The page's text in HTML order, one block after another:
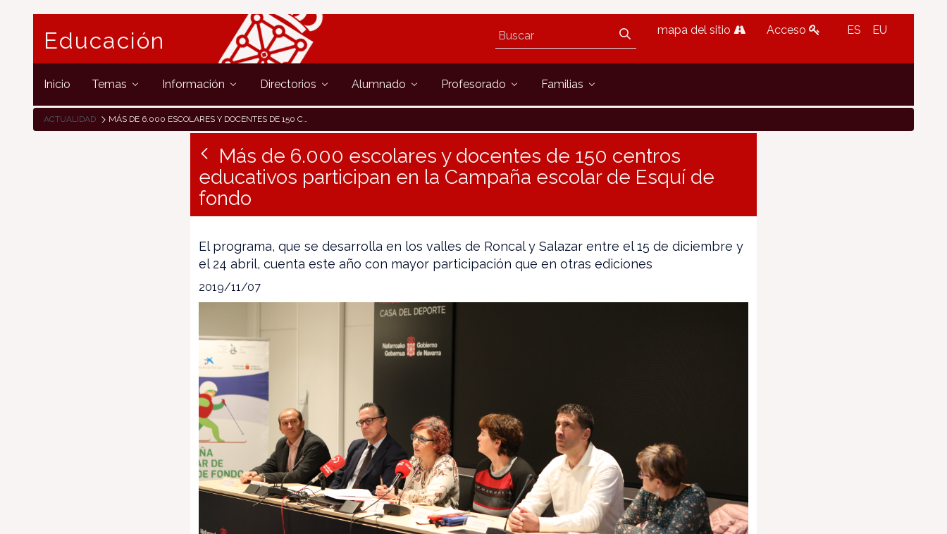
Educación mapa del sitio Acceso ES EU
Inicio Temas Información Directorios Alumnado Profesorado Familias
ACTUALIDAD MÁS DE 6.000 ESCOLARES Y DOCENTES DE 150 CENTROS EDUCATIVOS PARTICIPAN EN LA CAMPAÑA ESCOLAR DE ESQUÍ DE FONDO
Más de 6.000 escolares y docentes de 150 centros
educativos participan en la Campaña escolar de Esquí de
fondo
El programa, que se desarrolla en los valles de Roncal y Salazar entre el 15 de diciembre y
el 24 abril, cuenta este año con mayor participación que en otras ediciones
2019/11/07